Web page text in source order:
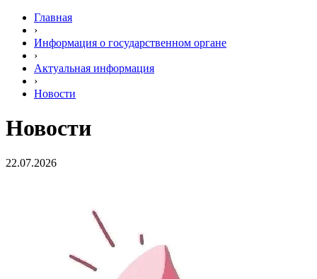
Главная
›
Информация о государственном органе
›
Актуальная информация
›
Новости
Новости
22.07.2026